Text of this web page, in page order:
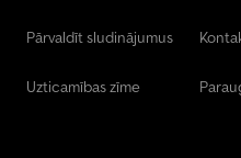
Pārvaldīt sludinājumus
Uzticamības zīme